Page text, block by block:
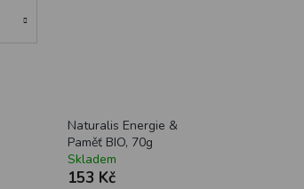
Naturalis Energie &
Paměť BIO, 70g
Skladem
153 Kč